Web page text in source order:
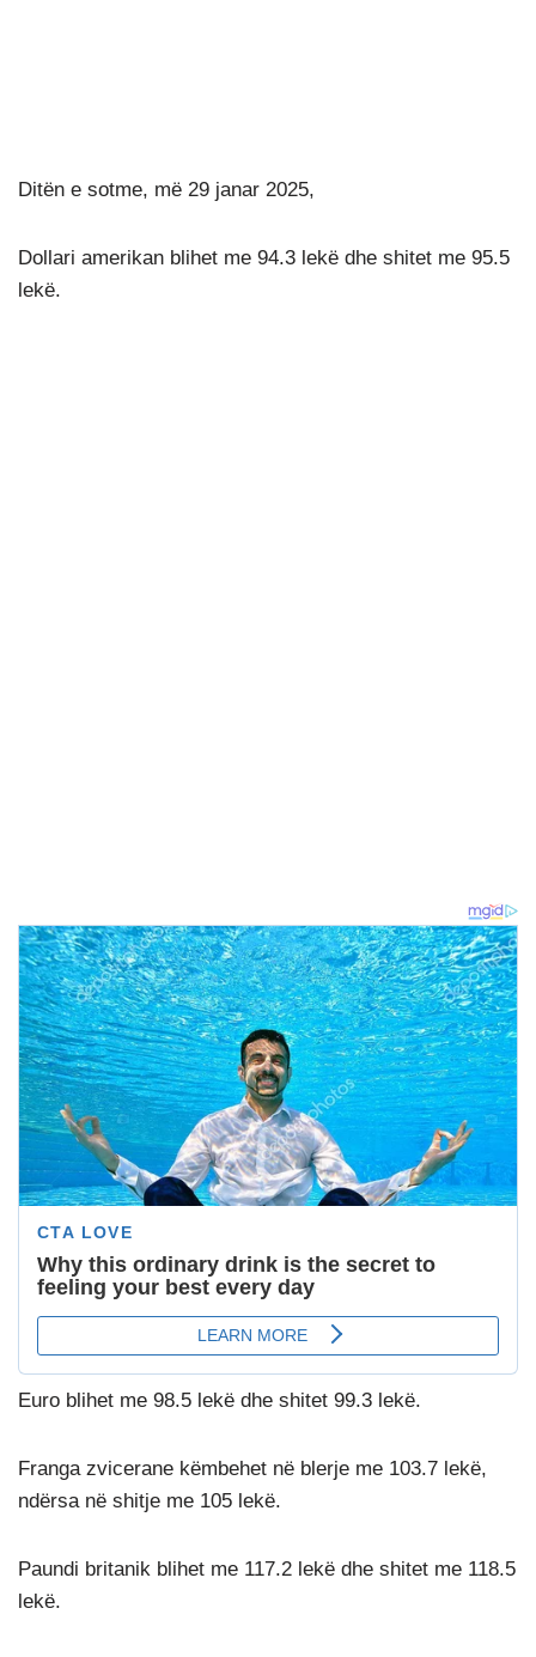
Ditën e sotme, më 29 janar 2025,
Dollari amerikan blihet me 94.3 lekë dhe shitet me 95.5
lekë.
Euro blihet me 98.5 lekë dhe shitet 99.3 lekë.
Franga zvicerane këmbehet në blerje me 103.7 lekë,
ndërsa në shitje me 105 lekë.
Paundi britanik blihet me 117.2 lekë dhe shitet me 118.5
lekë.